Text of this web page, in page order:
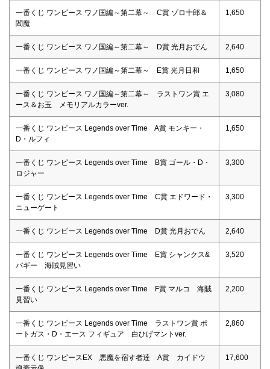
一番くじ ワンピース ワノ国編～第二幕～ C賞 ゾロ十郎＆
閻魔
1,650
一番くじ ワンピース ワノ国編～第二幕～ D賞 光月おでん 2,640
一番くじ ワンピース ワノ国編～第二幕～ E賞 光月日和 1,650
一番くじ ワンピース ワノ国編～第二幕～ ラストワン賞 エ
ース＆お玉 メモリアルカラーver.
3,080
一番くじ ワンピース Legends over Time A賞 モンキー・
D・ルフィ
1,650
一番くじ ワンピース Legends over Time B賞 ゴール・D・
ロジャー
3,300
一番くじ ワンピース Legends over Time C賞 エドワード・
ニューゲート
3,300
一番くじ ワンピース Legends over Time D賞 光月おでん 2,640
一番くじ ワンピース Legends over Time E賞 シャンクス&
バギー 海賊見習い
3,520
一番くじ ワンピース Legends over Time F賞 マルコ 海賊
見習い
2,200
一番くじ ワンピース Legends over Time ラストワン賞 ポ
ートガス・D・エース フィギュア 白ひげマントver.
2,860
一番くじ ワンピースEX 悪魔を宿す者達 A賞 カイドウ
17,600